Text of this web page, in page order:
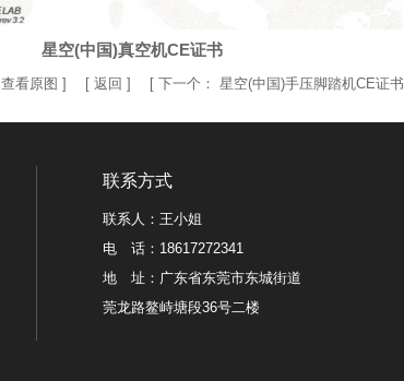
星空(中国)真空机CE证书
查看原图 ] [ 返回 ] [ 下一个： 星空(中国)手压脚踏机CE证书
联系方式
联系人：王小姐
电 话：18617272341
地 址：广东省东莞市东城街道
莞龙路鳌峙塘段36号二楼